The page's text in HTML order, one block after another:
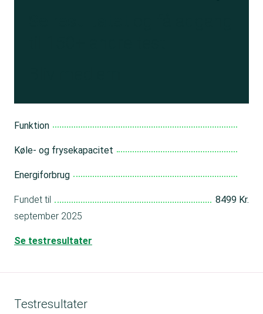
Funktion
Køle- og frysekapacitet
Energiforbrug
Fundet til
8499 Kr.
september 2025
Se testresultater
Testresultater